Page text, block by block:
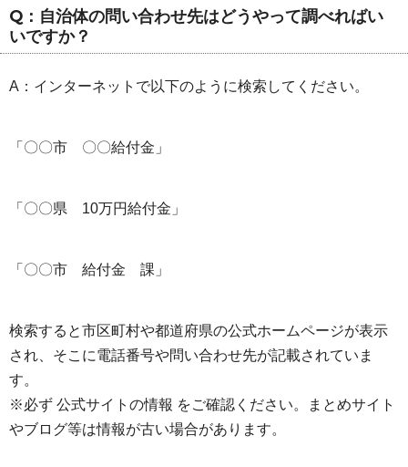
Q：自治体の問い合わせ先はどうやって調べればい
いですか？
A：インターネットで以下のように検索してください。
「〇〇市 〇〇給付金」
「〇〇県 10万円給付金」
「〇〇市 給付金 課」
検索すると市区町村や都道府県の公式ホームページが表示
され、そこに電話番号や問い合わせ先が記載されていま
す。
※必ず 公式サイトの情報 をご確認ください。まとめサイト
やブログ等は情報が古い場合があります。